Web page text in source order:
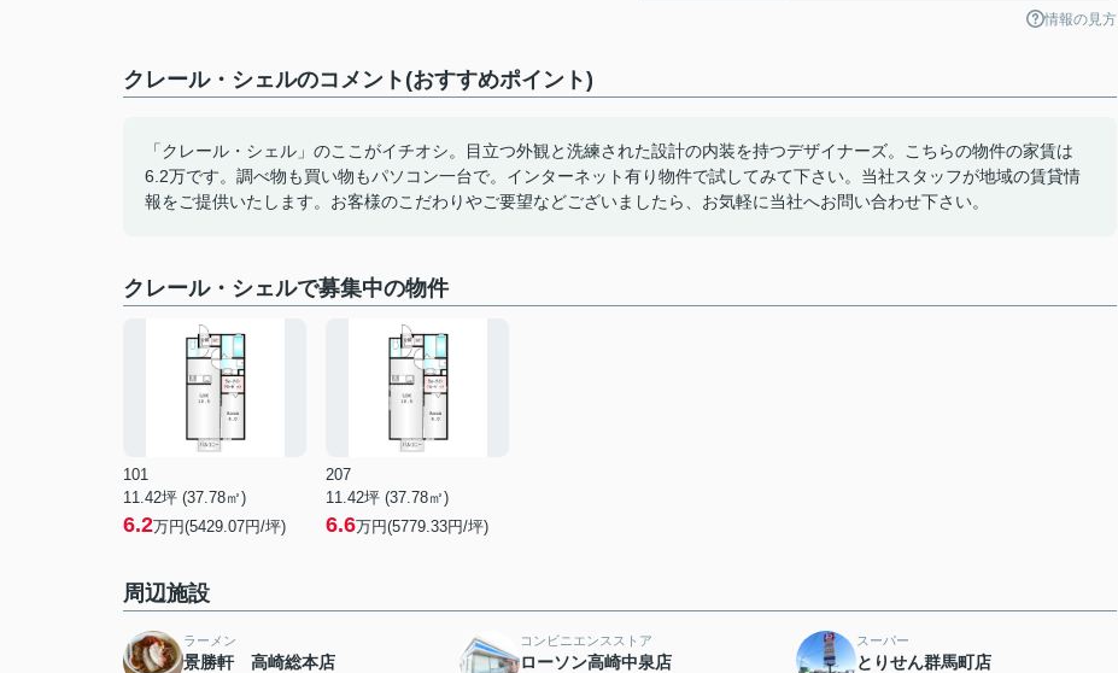
情報の見方
クレール・シェルのコメント(おすすめポイント)
「クレール・シェル」のここがイチオシ。目立つ外観と洗練された設計の内装を持つデザイナーズ。こちらの物件の家賃は
6.2万です。調べ物も買い物もパソコン一台で。インターネット有り物件で試してみて下さい。当社スタッフが地域の賃貸情
報をご提供いたします。お客様のこだわりやご要望などございましたら、お気軽に当社へお問い合わせ下さい。
クレール・シェルで募集中の物件
101
11.42坪 (37.78㎡)
6.2万円(5429.07円/坪)
207
11.42坪 (37.78㎡)
6.6万円(5779.33円/坪)
周辺施設
ラーメン
景勝軒 高崎総本店
コンビニエンスストア
ローソン高崎中泉店
スーパー
とりせん群馬町店